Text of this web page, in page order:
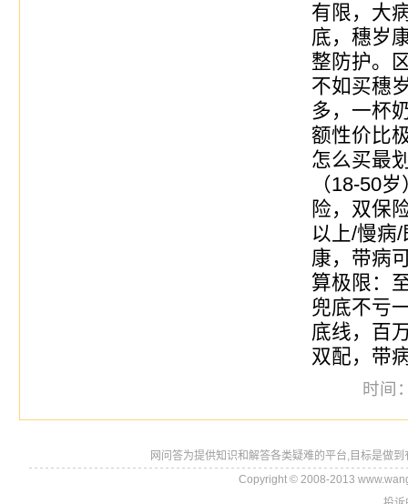
有限，大
底，穗岁
整防护。
不如买穗
多，一杯
额性价比
怎么买最
（18-50
险，双保
以上/慢病
康，带病
算极限：
兜底不亏
底线，百
双配，带
时间
网问答为提供知识和解答各类疑难的平台,目标是做
Copyright © 2008-2013